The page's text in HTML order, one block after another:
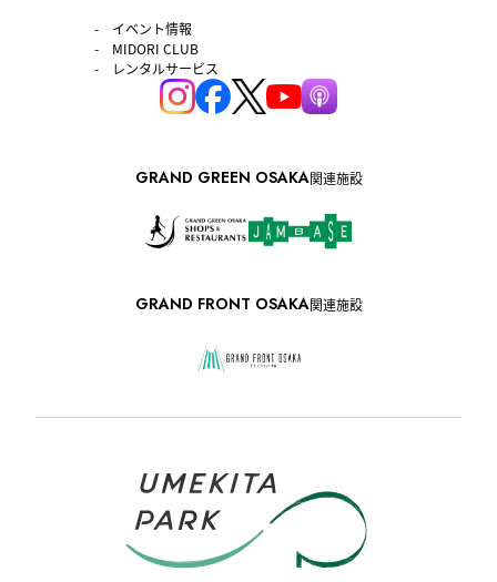
イベント情報
MIDORI CLUB
レンタルサービス
GRAND GREEN OSAKA関連施設
GRAND FRONT OSAKA関連施設